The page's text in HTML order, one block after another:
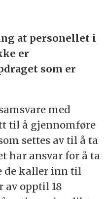
at personellet i
er
som er
med
til å gjennomføre
settes av til å ta
har ansvar for å ta
de kaller inn til
av opptil 18